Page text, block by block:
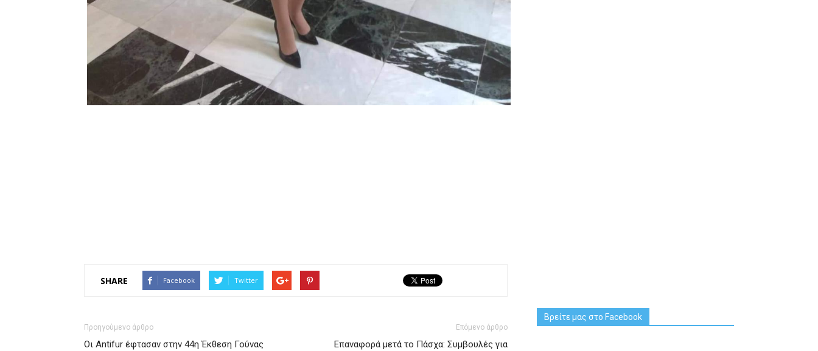
SHARE Facebook Twitter
Προηγούμενο άρθρο
Οι Antifur έφτασαν στην 44η Έκθεση Γούνας
Επόμενο άρθρο
Επαναφορά μετά το Πάσχα: Συμβουλές για
Βρείτε μας στο Facebook